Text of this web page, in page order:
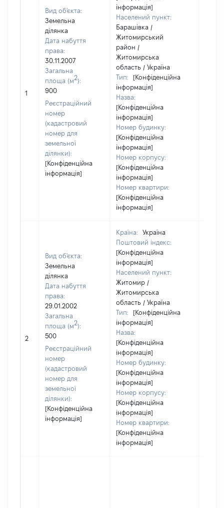
1
Вид об'єкта:
Земельна
ділянка
Дата набуття
права:
30.11.2007
Загальна
площа (м2):
900
Реєстраційний
номер
(кадастровий
номер для
земельної
ділянки):
[Конфіденційна
інформація]
інформація]
Населений пункт:
Барашівка /
Житомирський
район /
Житомирська
область / Україна
Тип:
[Конфіденційна
інформація]
Назва:
[Конфіденційна
інформація]
Номер будинку:
[Конфіденційна
інформація]
Номер корпусу:
[Конфіденційна
інформація]
Номер квартири:
[Конфіденційна
інформація]
2
Вид об'єкта:
Земельна
ділянка
Дата набуття
права:
29.01.2002
Загальна
площа (м2):
500
Реєстраційний
номер
(кадастровий
номер для
земельної
ділянки):
[Конфіденційна
інформація]
Країна:
Україна
Поштовий індекс:
[Конфіденційна
інформація]
Населений пункт:
Житомир /
Житомирська
область / Україна
Тип:
[Конфіденційна
інформація]
Назва:
[Конфіденційна
інформація]
Номер будинку:
[Конфіденційна
інформація]
Номер корпусу:
[Конфіденційна
інформація]
Номер квартири:
[Конфіденційна
інформація]